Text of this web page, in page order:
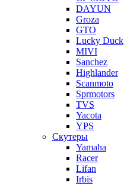
DAYUN
Groza
GTO
Lucky Duck
MIVI
Sanchez
Highlander
Scanmoto
Sprmotors
TVS
Yacota
YPS
Скутеры
Yamaha
Racer
Lifan
Irbis